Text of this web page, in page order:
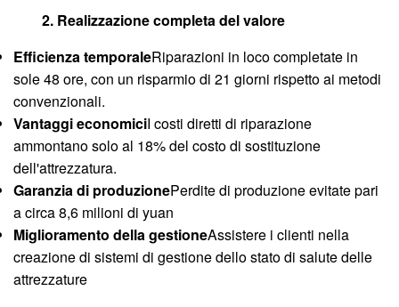
2. Realizzazione completa del valore
Efficienza temporaleRiparazioni in loco completate in
sole 48 ore, con un risparmio di 21 giorni rispetto ai metodi
convenzionali.
Vantaggi economiciI costi diretti di riparazione
ammontano solo al 18% del costo di sostituzione
dell'attrezzatura.
Garanzia di produzionePerdite di produzione evitate pari
a circa 8,6 milioni di yuan
Miglioramento della gestioneAssistere i clienti nella
creazione di sistemi di gestione dello stato di salute delle
attrezzature